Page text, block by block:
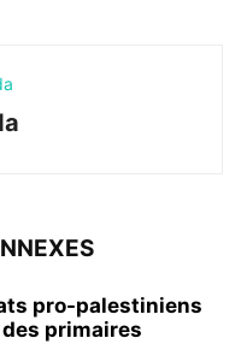
pro-palestiniens
primaires